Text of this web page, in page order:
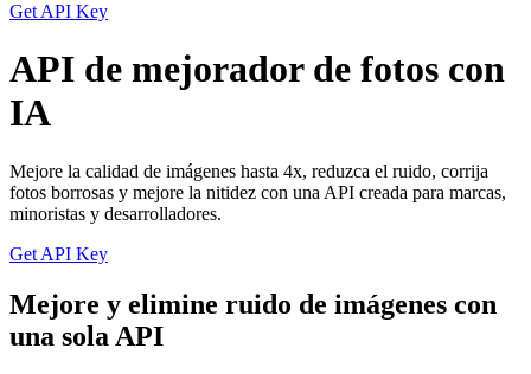
Get API Key
API de mejorador de fotos con
IA
Mejore la calidad de imágenes hasta 4x, reduzca el ruido, corrija
fotos borrosas y mejore la nitidez con una API creada para marcas,
minoristas y desarrolladores.
Get API Key
Mejore y elimine ruido de imágenes con
una sola API